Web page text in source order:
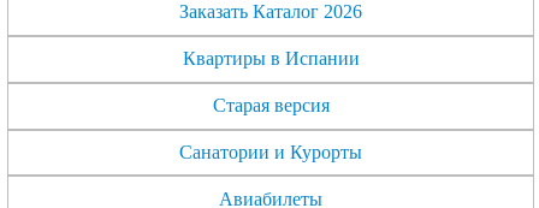
Заказать Каталог 2026
Квартиры в Испании
Старая версия
Санатории и Курорты
Авиабилеты